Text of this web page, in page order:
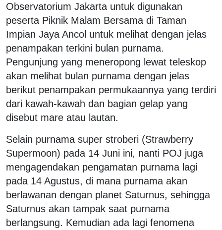
Observatorium Jakarta untuk digunakan
peserta Piknik Malam Bersama di Taman
Impian Jaya Ancol untuk melihat dengan jelas
penampakan terkini bulan purnama.
Pengunjung yang meneropong lewat teleskop
akan melihat bulan purnama dengan jelas
berikut penampakan permukaannya yang terdiri
dari kawah-kawah dan bagian gelap yang
disebut mare atau lautan.
Selain purnama super stroberi (Strawberry
Supermoon) pada 14 Juni ini, nanti POJ juga
mengagendakan pengamatan purnama lagi
pada 14 Agustus, di mana purnama akan
berlawanan dengan planet Saturnus, sehingga
Saturnus akan tampak saat purnama
berlangsung. Kemudian ada lagi fenomena